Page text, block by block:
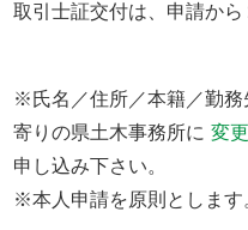
取引士証交付は、申請から
※氏名／住所／本籍／勤務
寄りの県土木事務所に 変
申し込み下さい。
※本人申請を原則とします